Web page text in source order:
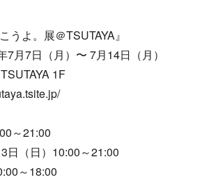
うよ。展＠TSUTAYA』
7月7日（月）〜 7月14日（月）
1F
～21:00
日（日）10:00～21:00
～18:00